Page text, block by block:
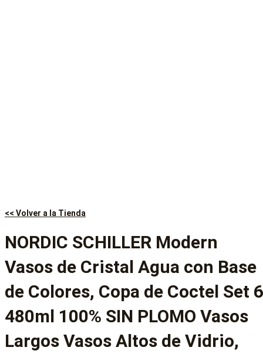
<< Volver a la Tienda
NORDIC SCHILLER Modern
Vasos de Cristal Agua con Base
de Colores, Copa de Coctel Set 6
480ml 100% SIN PLOMO Vasos
Largos Vasos Altos de Vidrio,